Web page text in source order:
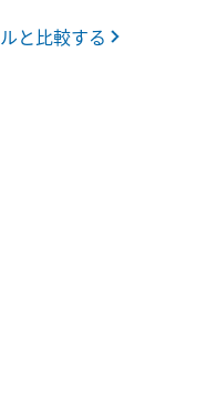
と比較する